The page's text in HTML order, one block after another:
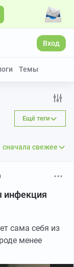
Вход
Темы
Ещё теги
сначала свежее
инфекция
сама себя из
менее
Больше видео